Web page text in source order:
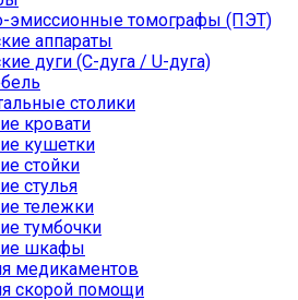
эмиссионные томографы (ПЭТ)
аппараты
дуги (С-дуга / U-дуга)
столики
кровати
кушетки
стойки
стулья
тележки
тумбочки
шкафы
медикаментов
скорой помощи